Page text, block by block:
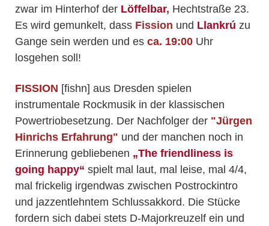
zwar im Hinterhof der Löffelbar, Hechtstraße 23.
Es wird gemunkelt, dass Fission und Llankrú zu
Gange sein werden und es ca. 19:00Uhr
losgehen soll!
FISSION [fishn] aus Dresden spielen
instrumentale Rockmusik in der klassischen
Powertriobesetzung. Der Nachfolger der "Jürgen
Hinrichs Erfahrung" und der manchen noch in
Erinnerung gebliebenen „The friendliness is
going happy“ spielt mal laut, mal leise, mal 4/4,
mal frickelig irgendwas zwischen Postrockintro
und jazzentlehntem Schlussakkord. Die Stücke
fordern sich dabei stets D-Majorkreuzelf ein und